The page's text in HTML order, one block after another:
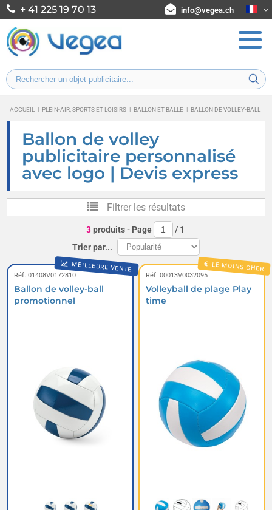
+ 41 225 19 70 13 info@vegea.ch
ACCUEIL | PLEIN-AIR, SPORTS ET LOISIRS | BALLON ET BALLE | BALLON DE VOLLEY-BALL
Ballon de volley
publicitaire personnalisé
avec logo | Devis express
Filtrer les résultats
3produits- Page / 1
Trier par...
MEILLEURE VENTE
Réf. 01408V0172810
Ballon de volley-ball
promotionnel
LE MOINS CHER
Réf. 00013V0032095
Volleyball de plage Play
time